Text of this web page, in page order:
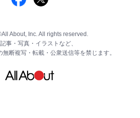
About, Inc. All rights reserved.
事・写真・イラストなど、
断複写・転載・公衆送信等を禁じます。